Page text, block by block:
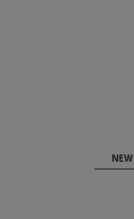
NEW